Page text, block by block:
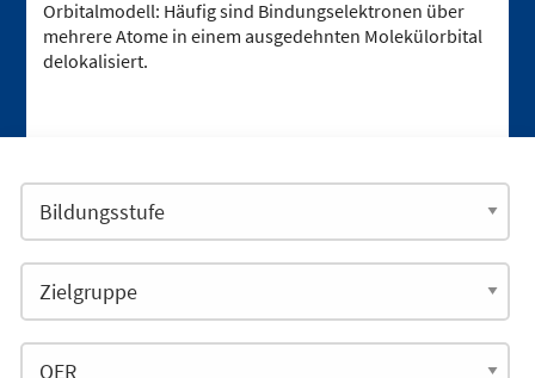
Orbitalmodell: Häufig sind Bindungselektronen über
mehrere Atome in einem ausgedehnten Molekülorbital
delokalisiert.